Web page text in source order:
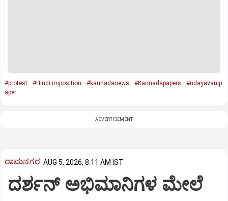
#protest #Hindi imposition #kannadanews #Kannadapapers
#udayavanip
aper
ADVERTISEMENT
ರಾಮನಗರ AUG 5, 2026, 8:11 AM IST
ದರ್ಶನ್ ಅಭಿಮಾನಿಗಳ ಮೇಲೆ